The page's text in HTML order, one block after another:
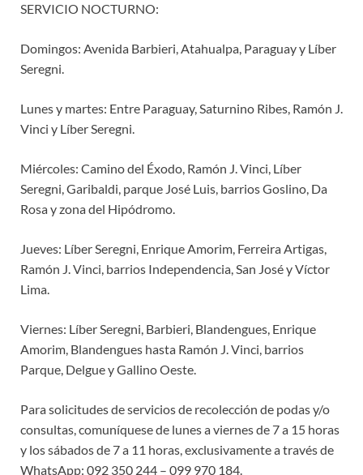
SERVICIO NOCTURNO:
Domingos: Avenida Barbieri, Atahualpa, Paraguay y Líber
Seregni.
Lunes y martes: Entre Paraguay, Saturnino Ribes, Ramón J.
Vinci y Líber Seregni.
Miércoles: Camino del Éxodo, Ramón J. Vinci, Líber
Seregni, Garibaldi, parque José Luis, barrios Goslino, Da
Rosa y zona del Hipódromo.
Jueves: Líber Seregni, Enrique Amorim, Ferreira Artigas,
Ramón J. Vinci, barrios Independencia, San José y Víctor
Lima.
Viernes: Líber Seregni, Barbieri, Blandengues, Enrique
Amorim, Blandengues hasta Ramón J. Vinci, barrios
Parque, Delgue y Gallino Oeste.
Para solicitudes de servicios de recolección de podas y/o
consultas, comuníquese de lunes a viernes de 7 a 15 horas
y los sábados de 7 a 11 horas, exclusivamente a través de
WhatsApp: 092 350 244 – 099 970 184.